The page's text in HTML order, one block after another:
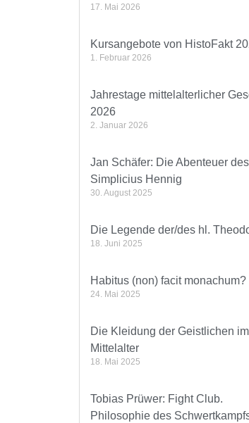
17. Mai 2026
Kursangebote von HistoFakt
1. Februar 2026
Jahrestage mittelalterlicher
2026
2. Januar 2026
Jan Schäfer: Die Abenteuer des
Simplicius Hennig
30. August 2025
Die Legende der/des hl.
18. Juni 2025
Habitus (non) facit monachum?
24. Mai 2025
Die Kleidung der Geistlichen im
Mittelalter
18. Mai 2025
Tobias Prüwer: Fight Club.
Philosophie des